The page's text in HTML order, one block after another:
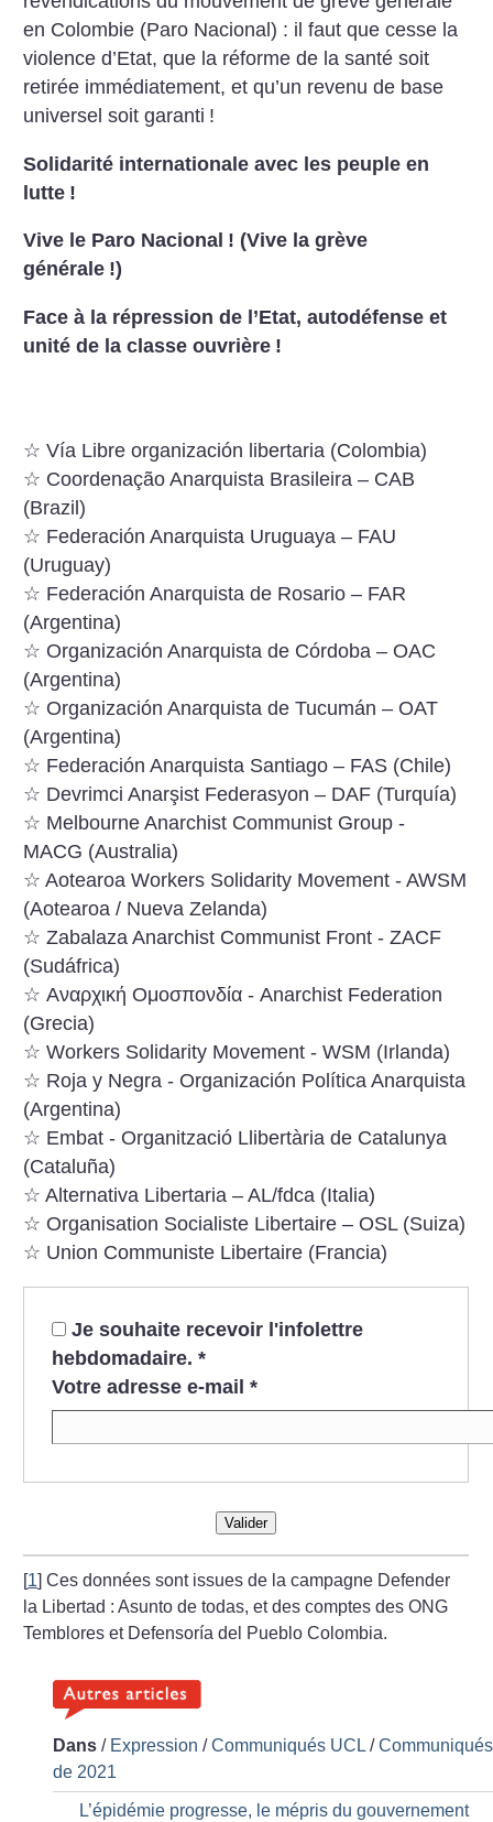
en Colombie (Paro Nacional) : il faut que cesse la
violence d’Etat, que la réforme de la santé soit
retirée immédiatement, et qu’un revenu de base
universel soit garanti !
Solidarité internationale avec les peuple en
lutte !
Vive le Paro Nacional ! (Vive la grève
générale !)
Face à la répression de l’Etat, autodéfense et
unité de la classe ouvrière !
☆ Vía Libre organización libertaria (Colombia)
☆ Coordenação Anarquista Brasileira – CAB
(Brazil)
☆ Federación Anarquista Uruguaya – FAU
(Uruguay)
☆ Federación Anarquista de Rosario – FAR
(Argentina)
☆ Organización Anarquista de Córdoba – OAC
(Argentina)
☆ Organización Anarquista de Tucumán – OAT
(Argentina)
☆ Federación Anarquista Santiago – FAS (Chile)
☆ Devrimci Anarşist Federasyon – DAF (Turquía)
☆ Melbourne Anarchist Communist Group -
MACG (Australia)
☆ Aotearoa Workers Solidarity Movement - AWSM
(Aotearoa / Nueva Zelanda)
☆ Zabalaza Anarchist Communist Front - ZACF
(Sudáfrica)
☆ Αναρχική Ομοσπονδία - Anarchist Federation
(Grecia)
☆ Workers Solidarity Movement - WSM (Irlanda)
☆ Roja y Negra - Organización Política Anarquista
(Argentina)
☆ Embat - Organització Llibertària de Catalunya
(Cataluña)
☆ Alternativa Libertaria – AL/fdca (Italia)
☆ Organisation Socialiste Libertaire – OSL (Suiza)
☆ Union Communiste Libertaire (Francia)
Je souhaite recevoir l'infolettre
hebdomadaire. *
Votre adresse e-mail *
Valider
[1]Ces données sont issues de la campagne Defender
la Libertad : Asunto de todas, et des comptes des ONG
Temblores et Defensoría del Pueblo Colombia.
Dans / Expression /Communiqués UCL /Communiqués
de 2021
L’épidémie progresse, le mépris du gouvernement